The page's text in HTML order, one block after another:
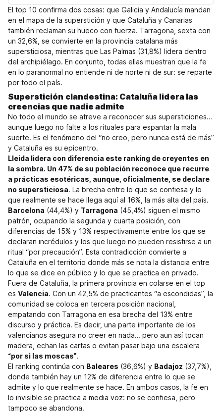
El top 10 confirma dos cosas: que Galicia y Andalucía mandan
en el mapa de la superstición y que Cataluña y Canarias
también reclaman su hueco con fuerza. Tarragona, sexta con
un 32,6%, se convierte en la provincia catalana más
supersticiosa, mientras que Las Palmas (31,8%) lidera dentro
del archipiélago. En conjunto, todas ellas muestran que la fe
en lo paranormal no entiende ni de norte ni de sur: se reparte
por todo el país.
Superstición clandestina: Cataluña lidera las
creencias que nadie admite
No todo el mundo se atreve a reconocer sus supersticiones…
aunque luego no falte a los rituales para espantar la mala
suerte. Es el fenómeno del “no creo, pero nunca está de más”
y Cataluña es su epicentro.
Lleida lidera con diferencia este ranking de creyentes en
la sombra. Un 47% de su población reconoce que recurre
a prácticas esotéricas, aunque, oficialmente, se declare
no supersticiosa. La brecha entre lo que se confiesa y lo
que realmente se hace llega aquí al 16%, la más alta del país.
Barcelona (44,4%) y Tarragona (45,4%) siguen el mismo
patrón, ocupando la segunda y cuarta posición, con
diferencias de 15% y 13% respectivamente entre los que se
declaran incrédulos y los que luego no pueden resistirse a un
ritual “por precaución”. Esta contradicción convierte a
Cataluña en el territorio donde más se nota la distancia entre
lo que se dice en público y lo que se practica en privado.
Fuera de Cataluña, la primera provincia en colarse en el top
es Valencia. Con un 42,5% de practicantes “a escondidas”, la
comunidad se coloca en tercera posición nacional,
empatando con Tarragona en esa brecha del 13% entre
discurso y práctica. Es decir, una parte importante de los
valencianos asegura no creer en nada… pero aun así tocan
madera, echan las cartas o evitan pasar bajo una escalera
“por si las moscas”.
El ranking continúa con Baleares (36,6%) y Badajoz (37,7%),
donde también hay un 12% de diferencia entre lo que se
admite y lo que realmente se hace. En ambos casos, la fe en
lo invisible se practica a media voz: no se confiesa, pero
tampoco se abandona.